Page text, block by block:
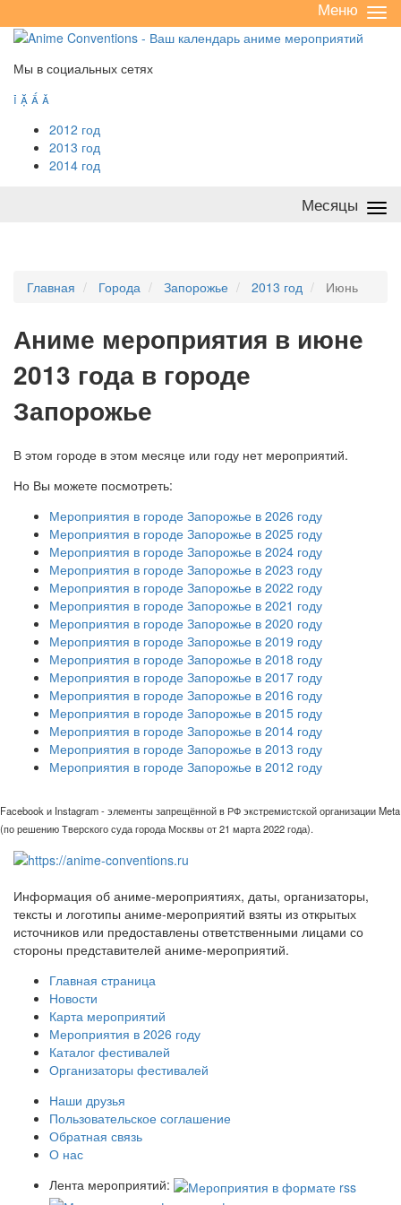
/
Меню
Мы в социальных сетях
   
2012 год
2013 год
2014 год
Месяцы
Главная Города Запорожье 2013 год Июнь
Аниме мероприятия в июне
2013 года в городе
Запорожье
В этом городе в этом месяце или году нет мероприятий.
Но Вы можете посмотреть:
Мероприятия в городе Запорожье в 2026 году
Мероприятия в городе Запорожье в 2025 году
Мероприятия в городе Запорожье в 2024 году
Мероприятия в городе Запорожье в 2023 году
Мероприятия в городе Запорожье в 2022 году
Мероприятия в городе Запорожье в 2021 году
Мероприятия в городе Запорожье в 2020 году
Мероприятия в городе Запорожье в 2019 году
Мероприятия в городе Запорожье в 2018 году
Мероприятия в городе Запорожье в 2017 году
Мероприятия в городе Запорожье в 2016 году
Мероприятия в городе Запорожье в 2015 году
Мероприятия в городе Запорожье в 2014 году
Мероприятия в городе Запорожье в 2013 году
Мероприятия в городе Запорожье в 2012 году
Facebook и Instagram - элементы запрещённой в РФ экстремистской организации Meta
(по решению Тверского суда города Москвы от 21 марта 2022 года).
Информация об аниме-мероприятиях, даты, организаторы,
тексты и логотипы аниме-мероприятий взяты из открытых
источников или предоставлены ответственными лицами со
стороны представителей аниме-мероприятий.
Главная страница
Новости
Карта мероприятий
Мероприятия в 2026 году
Каталог фестивалей
Организаторы фестивалей
Наши друзья
Пользовательское соглашение
Обратная связь
О нас
Лента мероприятий: